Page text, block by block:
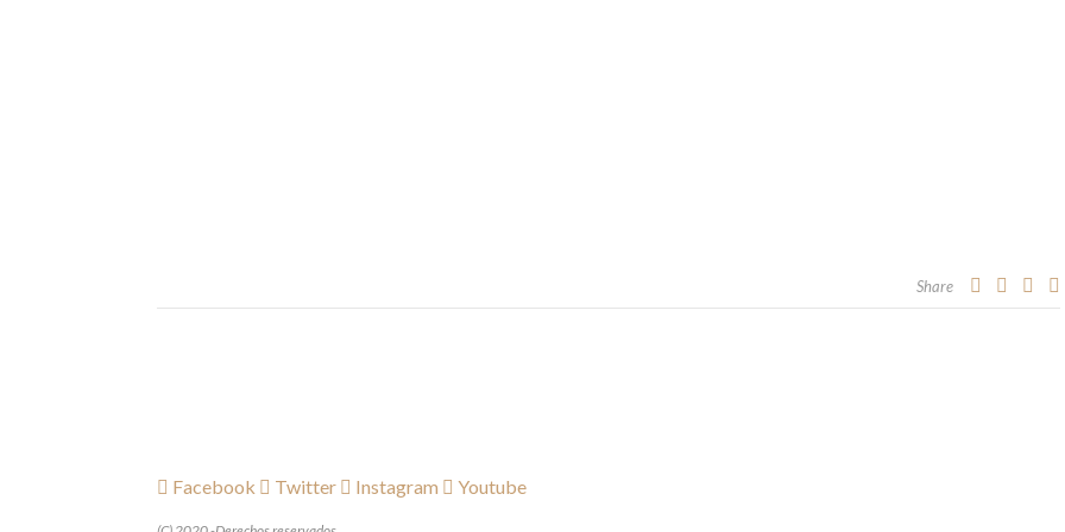
Share
Facebook Twitter Instagram Youtube